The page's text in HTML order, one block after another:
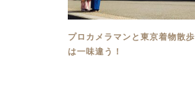
プロカメラマンと東京着物散歩
は一味違う！